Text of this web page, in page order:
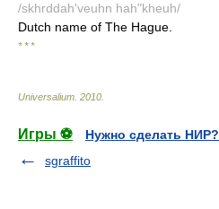
/skhrddah'veuhn hah"kheuh/
Dutch name of The Hague.
* * *
Universalium 2010
Игры ⚽
Нужно сделать НИР?
sgraffito